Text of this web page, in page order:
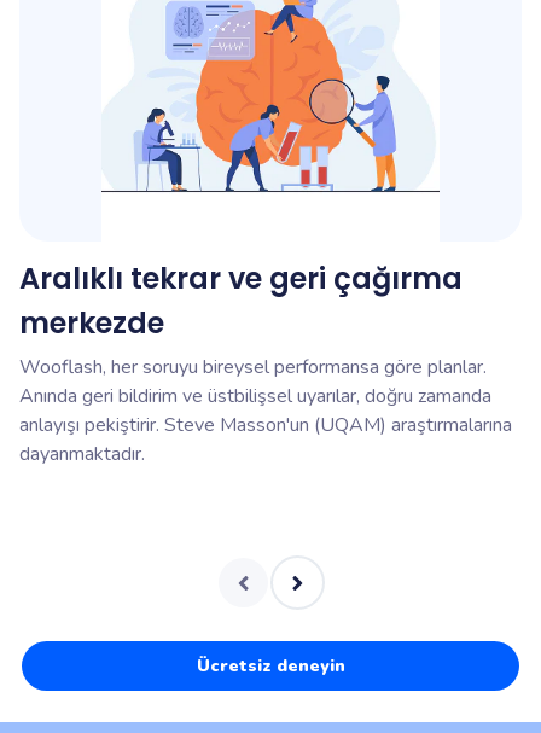
Aralıklı tekrar ve geri çağırma
merkezde
Wooflash, her soruyu bireysel performansa göre planlar.
Anında geri bildirim ve üstbilişsel uyarılar, doğru zamanda
anlayışı pekiştirir. Steve Masson'un (UQAM) araştırmalarına
dayanmaktadır.
Ücretsiz deneyin